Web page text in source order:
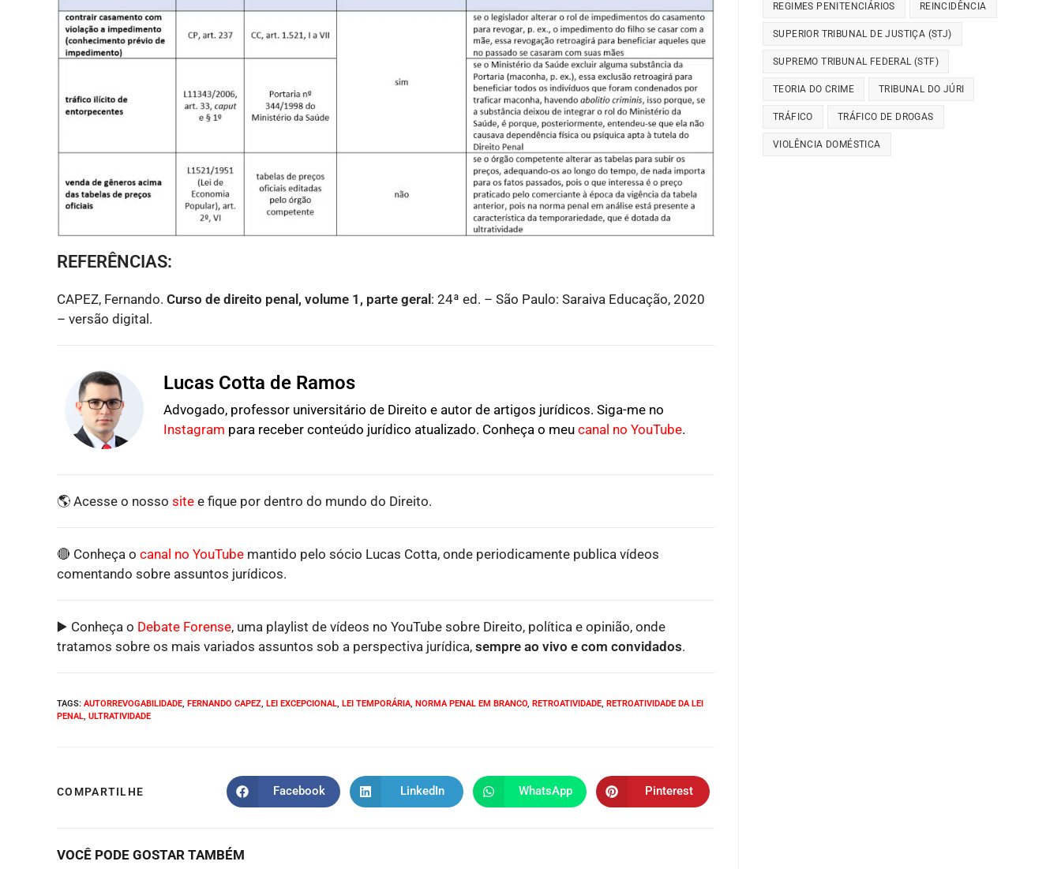
REFERÊNCIAS:
CAPEZ, Fernando. Curso de direito penal, volume 1, parte geral : 24ª ed. – São Paulo: Saraiva Educação, 2020
– versão digital.
Lucas Cotta de Ramos
Advogado, professor universitário de Direito e autor de artigos jurídicos. Siga-me no
Instagram para receber conteúdo jurídico atualizado. Conheça o meu canal no YouTube.
🌎 Acesse o nosso site e fique por dentro do mundo do Direito.
🔴 Conheça o canal no YouTube mantido pelo sócio Lucas Cotta, onde periodicamente publica vídeos
comentando sobre assuntos jurídicos.
▶️ Conheça o Debate Forense, uma playlist de vídeos no YouTube sobre Direito, política e opinião, onde
tratamos sobre os mais variados assuntos sob a perspectiva jurídica, sempre ao vivo e com convidados.
TAGS: AUTORREVOGABILIDADE, FERNANDO CAPEZ, LEI EXCEPCIONAL, LEI TEMPORÁRIA, NORMA PENAL EM BRANCO, RETROATIVIDADE, RETROATIVIDADE DA LEI
PENAL, ULTRATIVIDADE
COMPARTILHE Facebook LinkedIn WhatsApp Pinterest
VOCÊ PODE GOSTAR TAMBÉM
REGIMES PENITENCIÁRIOS REINCIDÊNCIA
SUPERIOR TRIBUNAL DE JUSTIÇA (STJ)
SUPREMO TRIBUNAL FEDERAL (STF)
TEORIA DO CRIME TRIBUNAL DO JÚRI
TRÁFICO TRÁFICO DE DROGAS
VIOLÊNCIA DOMÉSTICA